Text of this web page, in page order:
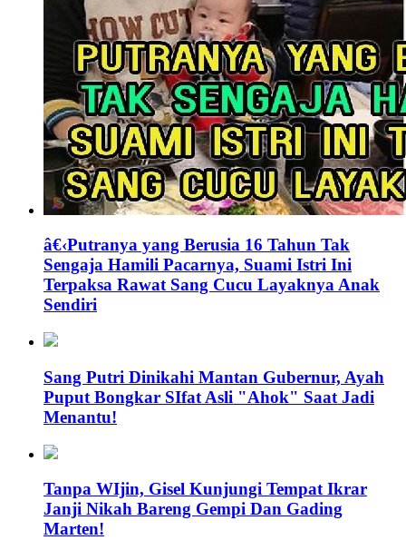
â€‹Putranya yang Berusia 16 Tahun Tak
Sengaja Hamili Pacarnya, Suami Istri Ini
Terpaksa Rawat Sang Cucu Layaknya Anak
Sendiri
Sang Putri Dinikahi Mantan Gubernur, Ayah
Puput Bongkar SIfat Asli "Ahok" Saat Jadi
Menantu!
Tanpa WIjin, Gisel Kunjungi Tempat Ikrar
Janji Nikah Bareng Gempi Dan Gading
Marten!